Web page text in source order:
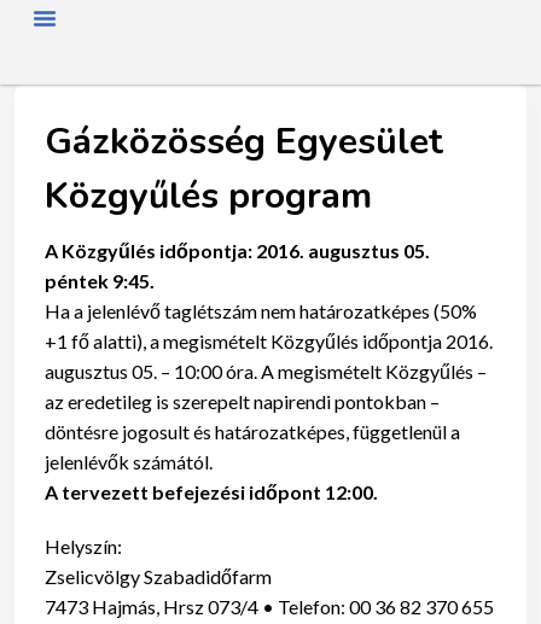
Gázközösség Egyesület
Közgyűlés program
A Közgyűlés időpontja: 2016. augusztus 05.
péntek 9:45.
Ha a jelenlévő taglétszám nem határozatképes (50%
+1 fő alatti), a megismételt Közgyűlés időpontja 2016.
augusztus 05. – 10:00 óra. A megismételt Közgyűlés –
az eredetileg is szerepelt napirendi pontokban –
döntésre jogosult és határozatképes, függetlenül a
jelenlévők számától.
A tervezett befejezési időpont 12:00.
Helyszín:
Zselicvölgy Szabadidőfarm
7473 Hajmás, Hrsz 073/4 • Telefon: 00 36 82 370 655